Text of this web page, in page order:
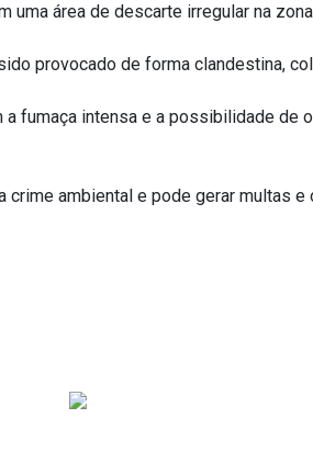
área de descarte irregular na
provocado de forma clandestina,
fumaça intensa e a possibilidade
crime ambiental e pode gerar multas